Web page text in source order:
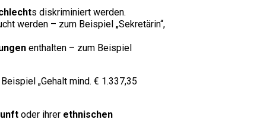
s diskriminiert werden.
werden – zum Beispiel „Sekretärin“,
enthalten – zum Beispiel
„Gehalt mind. € 1.337,35
oder ihrer ethnischen